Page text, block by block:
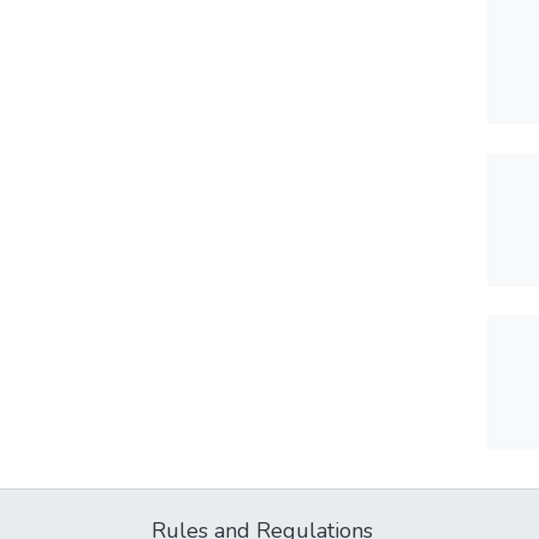
Rules and Regulations